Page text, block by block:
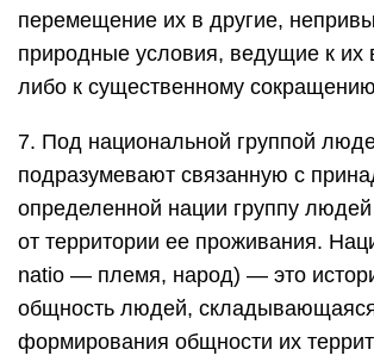
перемещение их в другие,
природные условия, ведущие к
либо к существенному
7. Под национальной группой
подразумевают связанную с
определенной нации группу
от территории ее проживания.
natio — племя, народ) — это
общность людей,
формирования общности их